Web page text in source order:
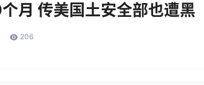
月 传美国土安全部也遭黑
206